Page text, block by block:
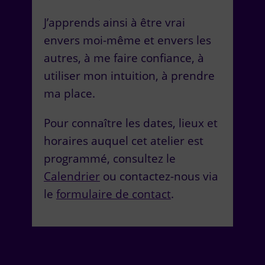
J’apprends ainsi à être vrai
envers moi-même et envers les
autres, à me faire confiance, à
utiliser mon intuition, à prendre
ma place.
Pour connaître les dates, lieux et
horaires auquel cet atelier est
programmé, consultez le
Calendrier ou contactez-nous via
le formulaire de contact.